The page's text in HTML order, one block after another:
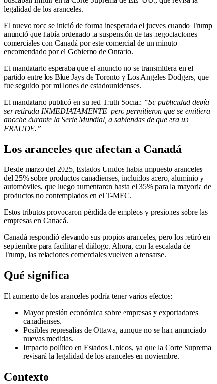
legalidad de los aranceles.
El nuevo roce se inició de forma inesperada el jueves cuando Trump
anunció que había ordenado la suspensión de las negociaciones
comerciales con Canadá por este comercial de un minuto
encomendado por el Gobierno de Ontario.
El mandatario esperaba que el anuncio no se transmitiera en el
partido entre los Blue Jays de Toronto y Los Angeles Dodgers, que
fue seguido por millones de estadounidenses.
El mandatario publicó en su red Truth Social: “Su publicidad debía
ser retirada INMEDIATAMENTE, pero permitieron que se emitiera
anoche durante la Serie Mundial, a sabiendas de que era un
FRAUDE.”
Los aranceles que afectan a Canadá
Desde marzo del 2025, Estados Unidos había impuesto aranceles
del 25% sobre productos canadienses, incluidos acero, aluminio y
automóviles, que luego aumentaron hasta el 35% para la mayoría de
productos no contemplados en el T-MEC.
Estos tributos provocaron pérdida de empleos y presiones sobre las
empresas en Canadá.
Canadá respondió elevando sus propios aranceles, pero los retiró en
septiembre para facilitar el diálogo. Ahora, con la escalada de
Trump, las relaciones comerciales vuelven a tensarse.
Qué significa
El aumento de los aranceles podría tener varios efectos:
Mayor presión económica sobre empresas y exportadores
canadienses.
Posibles represalias de Ottawa, aunque no se han anunciado
nuevas medidas.
Impacto político en Estados Unidos, ya que la Corte Suprema
revisará la legalidad de los aranceles en noviembre.
Contexto